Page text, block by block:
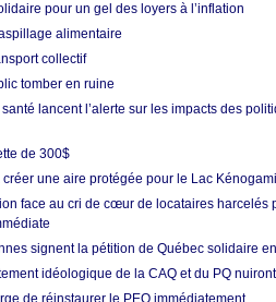
pour un gel des loyers à l’inflation
alimentaire
collectif
tomber en ruine
lancent l’alerte sur les impacts des
de 300$
une aire protégée pour le Lac Kénogami
face au cri de cœur de locataires harcelés
signent la pétition de Québec solidaire
idéologique de la CAQ et du PQ
de réinstaurer le PEQ immédiatement